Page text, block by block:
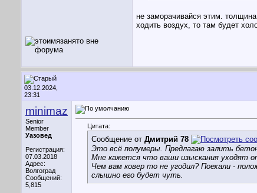
не заморачивайся этим.
ходить воздух, то там будет
03.12.2024,
23:31
minimaz
Senior
Member
Уазовед
Регистрация:
07.03.2018
Адрес:
Волгоград
Сообщений:
5,815
Цитата:
Сообщение от Дмитрий 78
Это всё полумеры. Предлагаю залить
Мне кажется что ваши изыскания уходят
Чем вам ковер то не угодил? Поехали -
слышно его будет чуть.